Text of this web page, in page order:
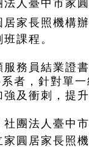
法人臺中市家
家長照機構
課程。
務員結業證
者，針對單
及衝刺，提
社團法人臺中
家圓居家長照